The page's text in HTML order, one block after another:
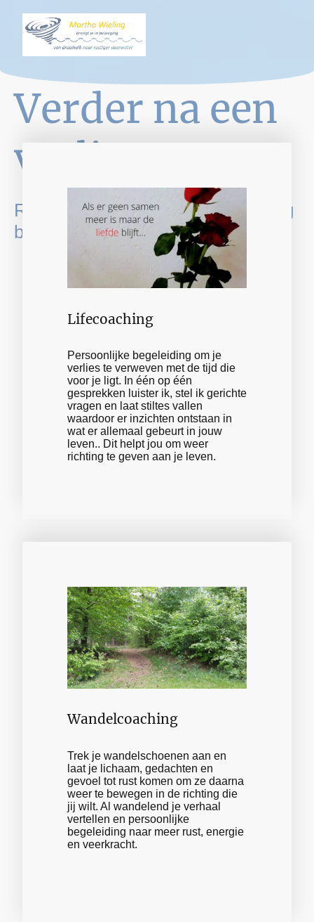
Verder na een
verlies
Rouwbegeleiding en ondersteuning
bij levensgebeurtenissen.
Lifecoaching
Persoonlijke begeleiding om je
verlies te verweven met de tijd die
voor je ligt. In één op één
gesprekken luister ik, stel ik gerichte
vragen en laat stiltes vallen
waardoor er inzichten ontstaan in
wat er allemaal gebeurt in jouw
leven.. Dit helpt jou om weer
richting te geven aan je leven.
Wandelcoaching
Trek je wandelschoenen aan en
laat je lichaam, gedachten en
gevoel tot rust komen om ze daarna
weer te bewegen in de richting die
jij wilt. Al wandelend je verhaal
vertellen en persoonlijke
begeleiding naar meer rust, energie
en veerkracht.